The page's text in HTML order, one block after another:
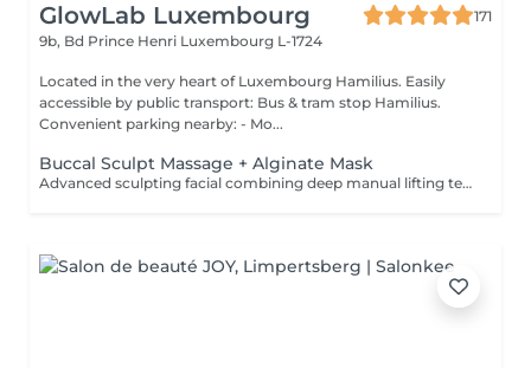
GlowLab Luxembourg
171
9b, Bd Prince Henri Luxembourg L-1724
Located in the very heart of Luxembourg Hamilius. Easily
accessible by public transport: Bus & tram stop Hamilius.
Convenient parking nearby: - Mo...
Buccal Sculpt Massage + Alginate Mask
Advanced sculpting facial combining deep manual lifting techniques with intraoral (buccal) massage to redefine facial contours, release muscle tension, and enhance natural lifting. Includes an alginate mask to calm the skin, restore hydration, and enhance the sculpting effect. Recommended course: 5-10 sessions, 1-2 times per week, followed by maintenance. BENEFITS: - Defined facial contours - Reduced puffiness - Improved circulation - Natural lifting effect - Muscle tension release INDICATIONS: - Loss of facial definition - Puffiness - Muscle tension - Dull skin - Early signs of aging CONTAINDICATIONS: - Active inflammation - Open wounds - Severe acne - Recent invasive procedures - Dental conditions (relative) AFTERCARE: - Stay hydrated - Avoid alcohol and salt on the same day - Maintain regular treatments Sculpt. Lift. Define.